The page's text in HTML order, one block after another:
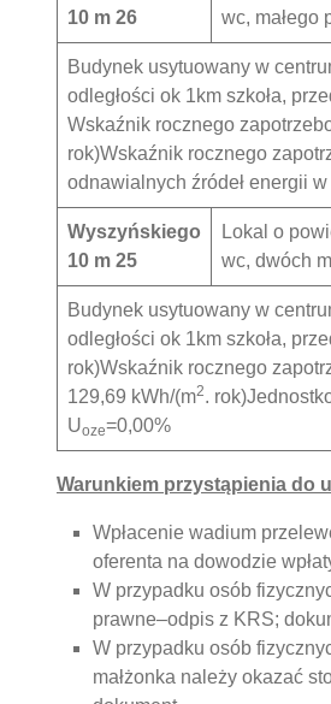
10 m 26
wc, małego
Budynek usytuowany w
odległości ok 1km szkoła,
Wskaźnik rocznego
rok)Wskaźnik rocznego
odnawialnych źródeł energii
Wyszyńskiego
10 m 25
Lokal o
wc, dwóch
Budynek usytuowany w
odległości ok 1km szkoła,
rok)Wskaźnik rocznego
129,69 kWh/(m2.
Uoze=0,00%
Warunkiem przystąpienia do
Wpłacenie wadium
oferenta na dowodzie
W przypadku osób
prawne–odpis z KRS;
W przypadku osób
małżonka należy okazać